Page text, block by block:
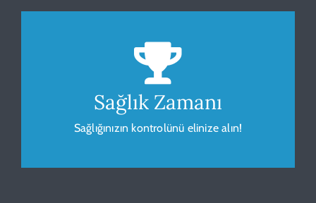
Sağlık Zamanı
Sağlığınızın kontrolünü elinize alın!
Beden Kitle Endeksi
Sağlığınız için vücudunuzu gözlemleyip
ölçümleyin.
HESAPLA